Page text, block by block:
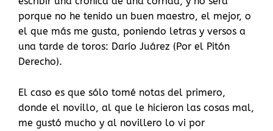
porque no he tenido un buen maestro, el mejor, o
el que más me gusta, poniendo letras y versos a
una tarde de toros: Darío Juárez (Por el Pitón
Derecho).
El caso es que sólo tomé notas del primero,
donde el novillo, al que le hicieron las cosas mal,
me gustó mucho y al novillero lo vi por